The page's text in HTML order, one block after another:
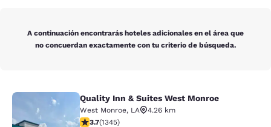
A continuación encontrarás hoteles adicionales en el área que
no concuerdan exactamente con tu criterio de búsqueda.
Quality Inn & Suites West Monroe
Quality Inn & Suites West Monroe
West Monroe, LA
4.26 km
Calificación de 3.71 estrellas. Bueno. 1345 reseñas
3.7(1345)